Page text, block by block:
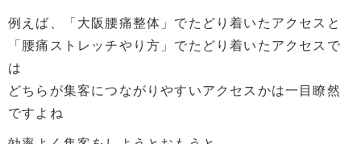
例えば、「大阪腰痛整体」でたどり着いたアクセスと
「腰痛ストレッチやり方」でたどり着いたアクセスで
は
どちらが集客につながりやすいアクセスかは一目瞭然
ですよね